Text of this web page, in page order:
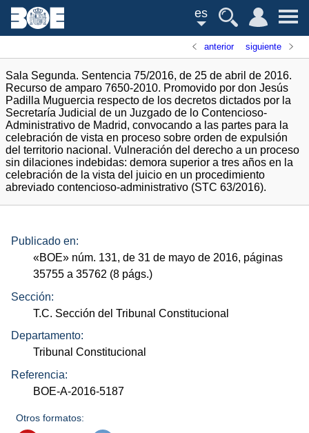
es
anterior siguiente
Sala Segunda. Sentencia 75/2016, de 25 de abril de 2016.
Recurso de amparo 7650-2010. Promovido por don Jesús
Padilla Muguercia respecto de los decretos dictados por la
Secretaría Judicial de un Juzgado de lo Contencioso-
Administrativo de Madrid, convocando a las partes para la
celebración de vista en proceso sobre orden de expulsión
del territorio nacional. Vulneración del derecho a un proceso
sin dilaciones indebidas: demora superior a tres años en la
celebración de la vista del juicio en un procedimiento
abreviado contencioso-administrativo (STC 63/2016).
Publicado en:
«BOE» núm. 131, de 31 de mayo de 2016, páginas
35755 a 35762 (8 págs.)
Sección:
T.C. Sección del Tribunal Constitucional
Departamento:
Tribunal Constitucional
Referencia:
BOE-A-2016-5187
Otros formatos: